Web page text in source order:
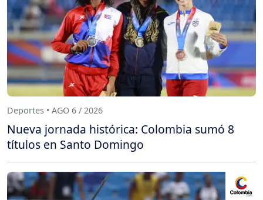
Deportes • AGO 6 / 2026
Nueva jornada histórica: Colombia sumó 8
títulos en Santo Domingo